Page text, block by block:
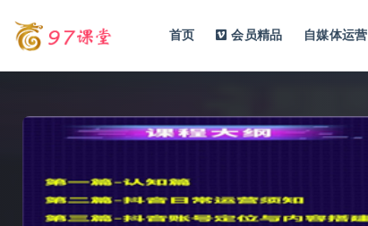
首页 会员精品 自媒体运营